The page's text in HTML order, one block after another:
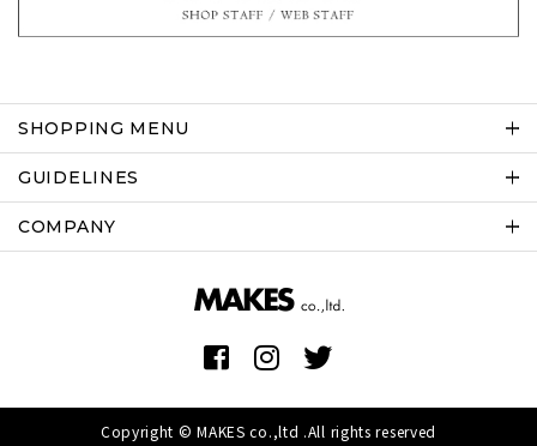
SHOPPING MENU
GUIDELINES
COMPANY
Copyright © MAKES co.,ltd .All rights reserved